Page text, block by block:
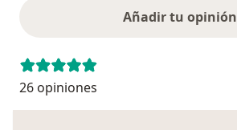
Añadir tu opinión
26 opiniones